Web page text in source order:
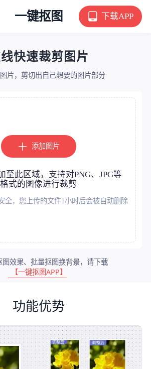
一键抠图 下载APP
快速裁剪图片
片，剪切出自己想要的图片部分
添加图片
至此区域，支持对PNG、JPG等
格式的图像进行裁剪
全，您上传的文件1小时后会被自动删除
图效果、批量抠图换背景，请下载
【一键抠图APP】
功能优势